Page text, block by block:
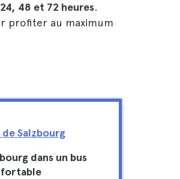
24, 48 et 72 heures.
profiter au maximum
Salzbourg
dans un bus